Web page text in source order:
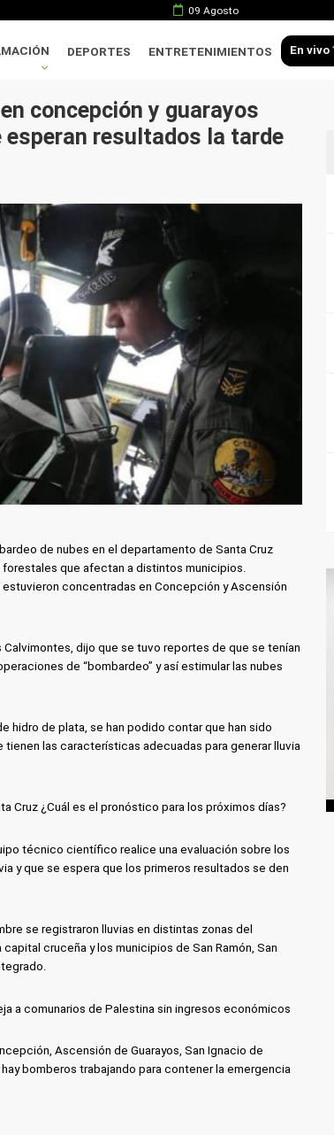
09 Agosto
DEPORTES ENTRETENIMIENTOS En vivo
concepción y guarayos
resultados la tarde
de nubes en el departamento de Santa Cruz
que afectan a distintos municipios.
concentradas en Concepción y Ascensión
dijo que se tuvo reportes de que se tenían
de “bombardeo” y así estimular las nubes
hidro de plata, se han podido contar que han sido
las características adecuadas para generar lluvia
Cruz ¿Cuál es el pronóstico para los próximos días?
técnico científico realice una evaluación sobre los
y que se espera que los primeros resultados se den
se registraron lluvias en distintas zonas del
cruceña y los municipios de San Ramón, San
a comunarios de Palestina sin ingresos económicos
Ascensión de Guarayos, San Ignacio de
bomberos trabajando para contener la emergencia